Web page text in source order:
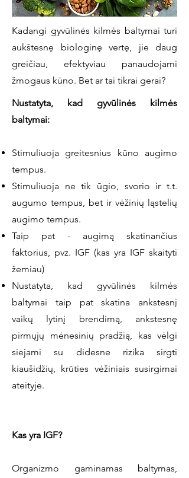
Kadangi gyvūlinės kilmės baltymai turi
aukštesnę biologinę vertę, jie daug
greičiau, efektyviau panaudojami
žmogaus kūno. Bet ar tai tikrai gerai?​
Nustatyta, kad gyvūlinės kilmės
baltymai:
Stimuliuoja greitesnius kūno augimo
tempus.
Stimuliuoja ne tik ūgio, svorio ir t.t.
augumo tempus, bet ir vėžinių ląstelių
augimo tempus.
Taip pat - augimą skatinančius
faktorius, pvz. IGF (kas yra IGF skaityti
žemiau)
Nustatyta, kad gyvūlinės kilmės
baltymai taip pat skatina ankstesnį
vaikų lytinį brendimą, ankstesnę
pirmųjų mėnesinių pradžią, kas vėlgi
siejami su didesne rizika sirgti
kiaušidžių, krūties vėžiniais susirgimai
ateityje.
Kas yra IGF?
Organizmo gaminamas baltymas,